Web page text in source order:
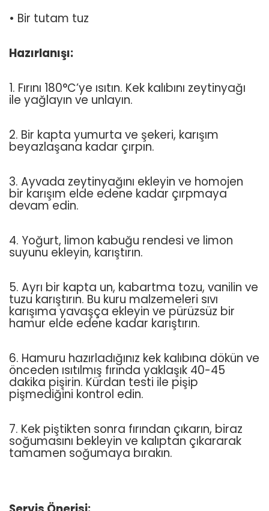
• Bir tutam tuz
Hazırlanışı:
1. Fırını 180°C’ye ısıtın. Kek kalıbını zeytinyağı
ile yağlayın ve unlayın.
2. Bir kapta yumurta ve şekeri, karışım
beyazlaşana kadar çırpın.
3. Ayvada zeytinyağını ekleyin ve homojen
bir karışım elde edene kadar çırpmaya
devam edin.
4. Yoğurt, limon kabuğu rendesi ve limon
suyunu ekleyin, karıştırın.
5. Ayrı bir kapta un, kabartma tozu, vanilin ve
tuzu karıştırın. Bu kuru malzemeleri sıvı
karışıma yavaşça ekleyin ve pürüzsüz bir
hamur elde edene kadar karıştırın.
6. Hamuru hazırladığınız kek kalıbına dökün ve
önceden ısıtılmış fırında yaklaşık 40-45
dakika pişirin. Kürdan testi ile pişip
pişmediğini kontrol edin.
7. Kek piştikten sonra fırından çıkarın, biraz
soğumasını bekleyin ve kalıptan çıkararak
tamamen soğumaya bırakın.